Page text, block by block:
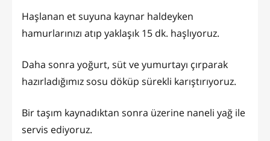
Haşlanan et suyuna kaynar haldeyken
hamurlarınızı atıp yaklaşık 15 dk. haşlıyoruz.
Daha sonra yoğurt, süt ve yumurtayı çırparak
hazırladığımız sosu döküp sürekli karıştırıyoruz.
Bir taşım kaynadıktan sonra üzerine naneli yağ ile
servis ediyoruz.